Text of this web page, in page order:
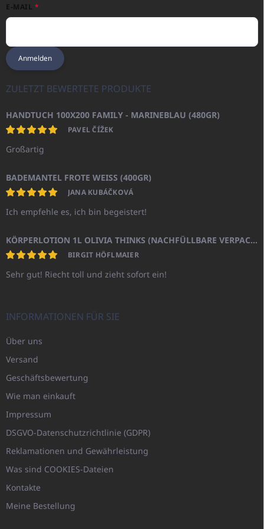
E-MAIL
Anmelden
ZULETZT BEWERTETE PRODUKTE
HANDTUCH 100X200 FAMILY - MARINEBLAU (480GR)
PAVEL ČÍŽEK
Großartig
BADEMANTEL FROTE WEISS (400GR)
JANA KUBÁČKOVÁ
Ich empfehle es, ich bin begeistert!
KÖRPERLOTION 1L OLIVIA THINKS (NACHFÜLLBARE VERPACKUNG)
BIRGIT HÖFLMAIER
Sehr gut! Riecht toll und zieht sofort ein!
INFORMATIONEN FÜR SIE
Über uns
Versand
Geschäftsbewertung
Wie man einkauft
Impressum
DSGVO-Datenschutzrichtlinie (GDPR)
Reklamationen und Gewährleistung
Was sind COOKIES-Dateien
Kontakte
Meine Bestellung